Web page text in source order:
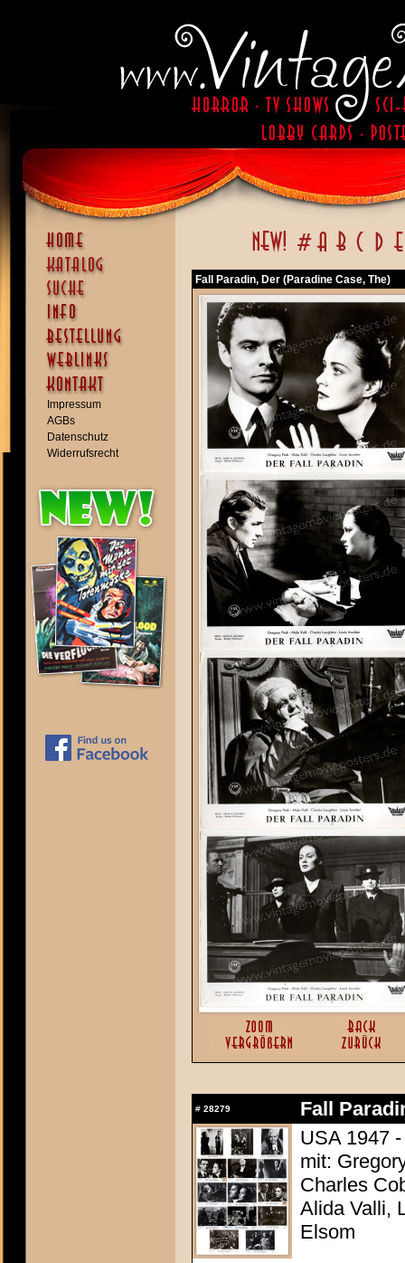
Impressum
AGBs
Datenschutz
Widerrufsrecht
Fall Paradin, Der (Paradine Case, The)
# 28279
Fall
USA 1947
mit:
Charles
Alida Valli,
Elsom